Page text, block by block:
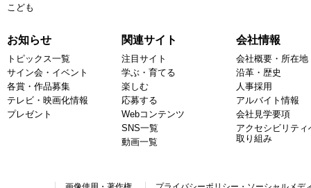
こども
お知らせ
トピックス一覧
サイン会・イベント
各賞・作品募集
テレビ・映画化情報
プレゼント
関連サイト
注目サイト
学ぶ・育てる
楽しむ
応募する
Webコンテンツ
SNS一覧
動画一覧
会社情報
会社概要・所在地
沿革・歴史
人事採用
アルバイト情報
会社見学要項
アクセシビリティ
取り組み